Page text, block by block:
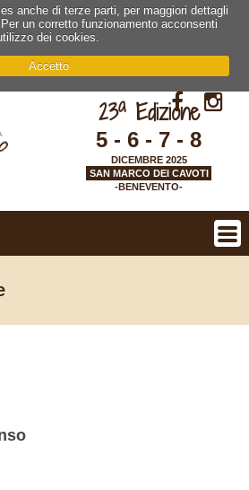
anche di terze parti, per maggiori dettagli
un corretto funzionamento acconsenti
dei cookies.
Accetto
23aEdizione
5 - 6 - 7 - 8
DICEMBRE 2025
SAN MARCO DEI CAVOTI
-BENEVENTO-